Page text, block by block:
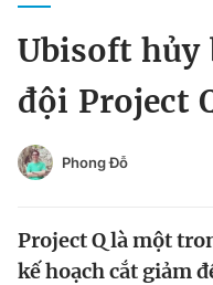
Chào ngày mới
Tin thị trường
Đổi mật khẩu
Tin đã lưu
Ubisoft hủy
đội Project
Phong Đỗ
Project Q là một
kế hoạch cắt giảm